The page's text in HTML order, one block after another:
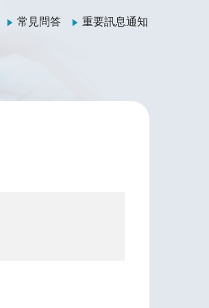
常見問答 重要訊息通知